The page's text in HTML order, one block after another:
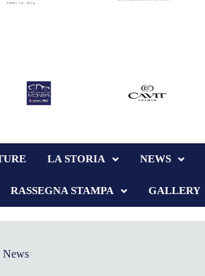
LA STORIA NEWS
RASSEGNA STAMPA GALLERY
News